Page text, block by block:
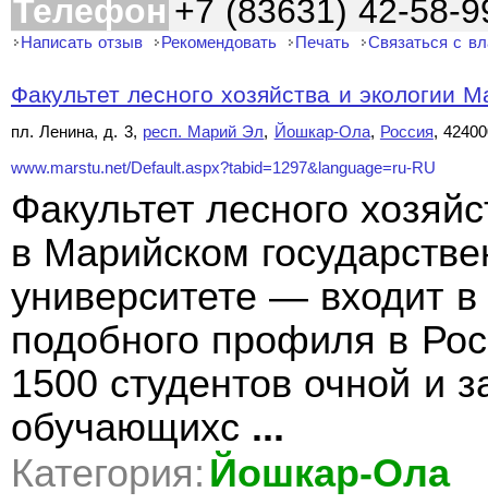
Телефон +7 (83631) 42-58-
Написать отзыв Рекомендовать Печать Связаться с
Факультет лесного хозяйства и экологии
пл. Ленина, д. 3, респ. Марий Эл, Йошкар-Ола, Россия,
www.marstu.net/Default.aspx?tabid=1297&language=ru-RU
Факультет лесного
в Марийском
университете — входит
подобного профиля в
1500 студентов очной и
обучающихс ...
Категория: Йошкар-Ола